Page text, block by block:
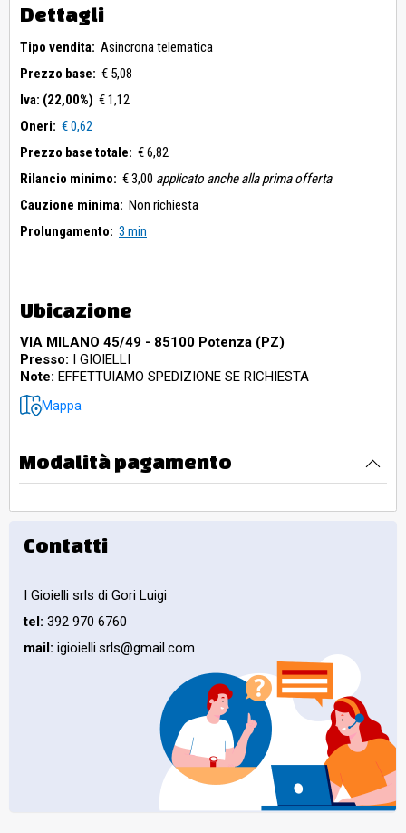
Dettagli
Tipo vendita: Asincrona telematica
Prezzo base: € 5,08
Iva: (22,00%) € 1,12
Oneri: € 0,62
Prezzo base totale: € 6,82
Rilancio minimo: € 3,00 applicato anche alla prima offerta
Cauzione minima: Non richiesta
Prolungamento: 3 min
Ubicazione
VIA MILANO 45/49 - 85100 Potenza (PZ)
Presso: I GIOIELLI
Note: EFFETTUIAMO SPEDIZIONE SE RICHIESTA
Mappa
Modalità pagamento
Contatti
I Gioielli srls di Gori Luigi
tel: 392 970 6760
mail: igioielli.srls@gmail.com